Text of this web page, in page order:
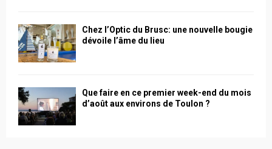
Chez l’Optic du Brusc: une nouvelle bougie
dévoile l’âme du lieu
Que faire en ce premier week-end du mois
d’août aux environs de Toulon ?